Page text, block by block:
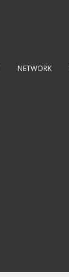
NETWORK